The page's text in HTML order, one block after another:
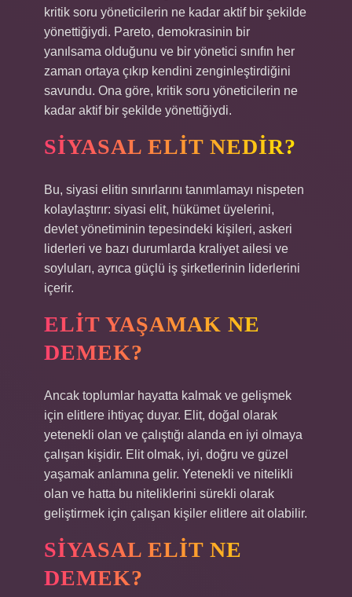
kritik soru yöneticilerin ne kadar aktif bir şekilde
yönettiğiydi. Pareto, demokrasinin bir
yanılsama olduğunu ve bir yönetici sınıfın her
zaman ortaya çıkıp kendini zenginleştirdiğini
savundu. Ona göre, kritik soru yöneticilerin ne
kadar aktif bir şekilde yönettiğiydi.
SIYASAL ELIT NEDIR?
Bu, siyasi elitin sınırlarını tanımlamayı nispeten
kolaylaştırır: siyasi elit, hükümet üyelerini,
devlet yönetiminin tepesindeki kişileri, askeri
liderleri ve bazı durumlarda kraliyet ailesi ve
soyluları, ayrıca güçlü iş şirketlerinin liderlerini
içerir.
ELIT YAŞAMAK NE
DEMEK?
Ancak toplumlar hayatta kalmak ve gelişmek
için elitlere ihtiyaç duyar. Elit, doğal olarak
yetenekli olan ve çalıştığı alanda en iyi olmaya
çalışan kişidir. Elit olmak, iyi, doğru ve güzel
yaşamak anlamına gelir. Yetenekli ve nitelikli
olan ve hatta bu niteliklerini sürekli olarak
geliştirmek için çalışan kişiler elitlere ait olabilir.
SIYASAL ELIT NE
DEMEK?